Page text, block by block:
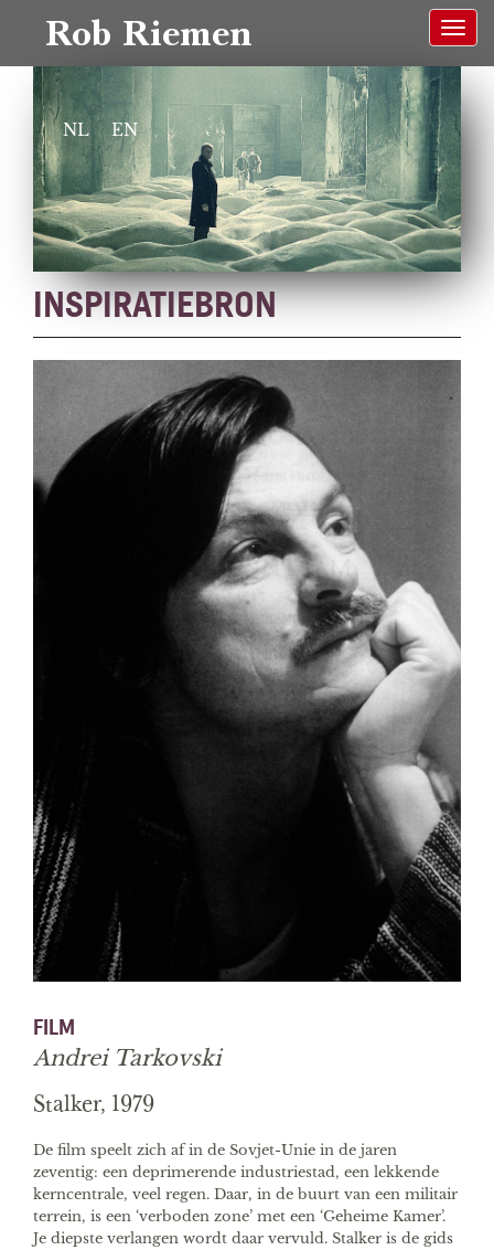
Rob Riemen
NL EN
INSPIRATIEBRON
FILM
Andrei Tarkovski
Stalker, 1979
De film speelt zich af in de Sovjet-Unie in de jaren
zeventig: een deprimerende industriestad, een lekkende
kerncentrale, veel regen. Daar, in de buurt van een militair
terrein, is een ‘verboden zone’ met een ‘Geheime Kamer’.
Je diepste verlangen wordt daar vervuld. Stalker is de gids